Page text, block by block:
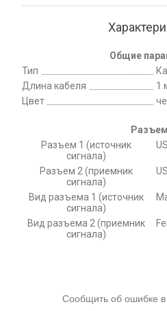
Общие
Тип
Длина кабеля
1
Цвет
Разъем 1 (источник
сигнала)
Разъем 2 (приемник
сигнала)
Вид разъема 1 (источник
сигнала)
Вид разъема 2 (приемник
сигнала)
Сообщить об ошибке в